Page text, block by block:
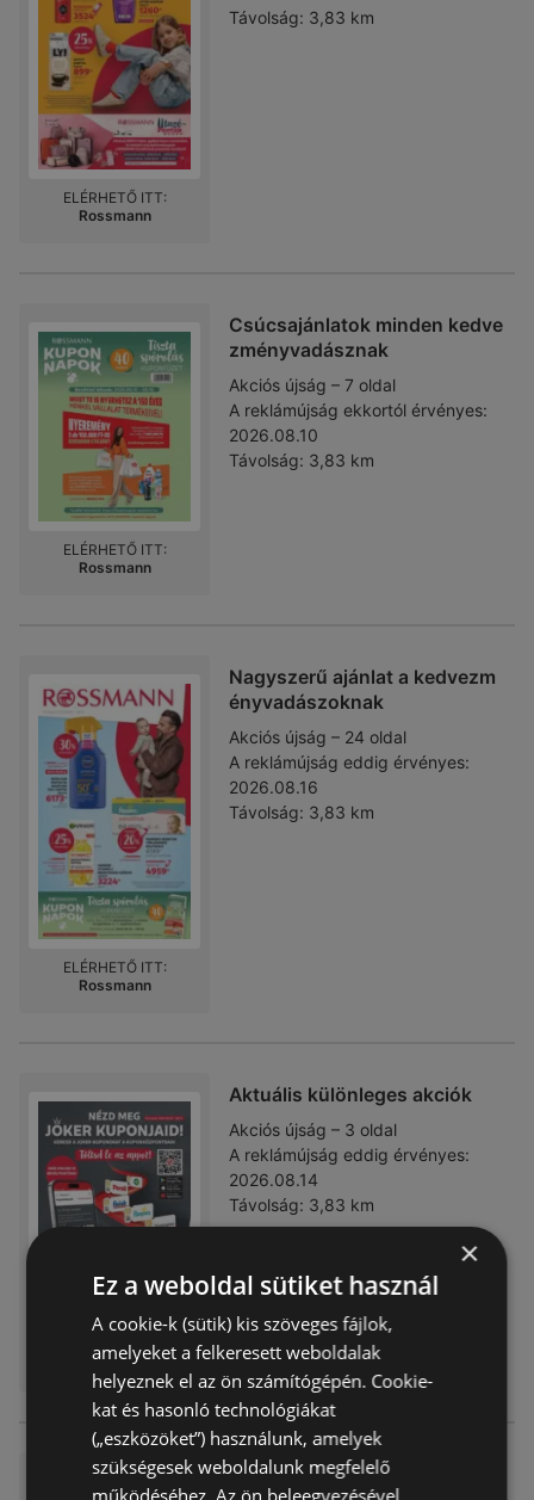
Távolság: 3,83 km
ELÉRHETŐ ITT:
Rossmann
Csúcsajánlatok minden kedve
zményvadásznak
Akciós újság – 7 oldal
A reklámújság ekkortól érvényes:
2026.08.10
Távolság: 3,83 km
ELÉRHETŐ ITT:
Rossmann
Nagyszerű ajánlat a kedvezm
ényvadászoknak
Akciós újság – 24 oldal
A reklámújság eddig érvényes:
2026.08.16
Távolság: 3,83 km
ELÉRHETŐ ITT:
Rossmann
Aktuális különleges akciók
Akciós újság – 3 oldal
A reklámújság eddig érvényes:
2026.08.14
Távolság: 3,83 km
ELÉRHETŐ ITT:
Rossmann
Ajánlatok kedvezményvadász
×
Ez a weboldal sütiket használ
A cookie-k (sütik) kis szöveges fájlok,
amelyeket a felkeresett weboldalak
helyeznek el az ön számítógépén. Cookie-
kat és hasonló technológiákat
(„eszközöket”) használunk, amelyek
szükségesek weboldalunk megfelelő
működéséhez. Az ön beleegyezésével